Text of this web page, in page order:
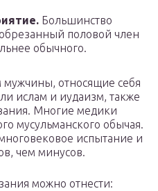
Большинство
половой член
обычного.
относящие себя
ислам и иудаизм, также
Многие медики
мусульманского обычая.
испытание и
чем минусов.
можно отнести: